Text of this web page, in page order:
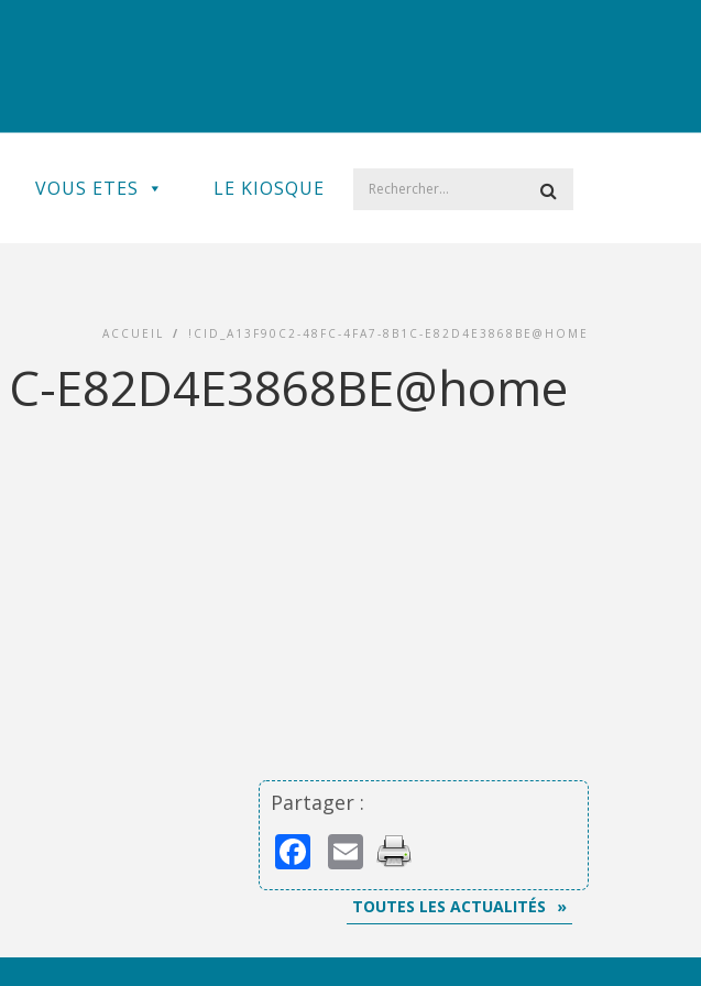
VOUS ETES LE KIOSQUE
ACCUEIL / !CID_A13F90C2-48FC-4FA7-8B1C-E82D4E3868BE@HOME
E82D4E3868BE@home
Partager :
Facebook
Email
TOUTES LES ACTUALITÉS